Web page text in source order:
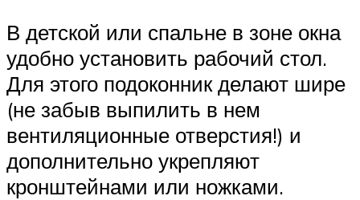
В детской или спальне в зоне окна
удобно установить рабочий стол.
Для этого подоконник делают шире
(не забыв выпилить в нем
вентиляционные отверстия!) и
дополнительно укрепляют
кронштейнами или ножками.